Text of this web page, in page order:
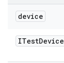
device
ITestDevice